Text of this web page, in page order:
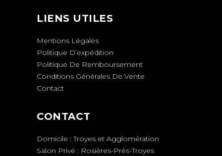
LIENS UTILES
Mentions Légales
Politique D’expédition
Politique De Remboursement
Conditions Générales De Vente
Contact
CONTACT
Domicile : Troyes et Agglomération
Salon Privé : Rosières-Près-Troyes